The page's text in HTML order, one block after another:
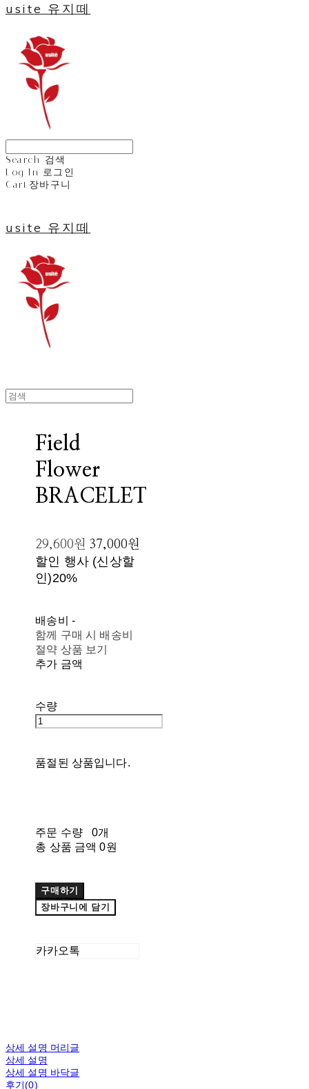
usite 유지떼
Search 검색
Log In 로그인
Cart 장바구니
usite 유지떼
Field
Flower
BRACELET
29,600원 37,000원
할인 행사 (신상할
인)20%
배송비 -
함께 구매 시 배송비
절약 상품 보기
추가 금액
수량
품절된 상품입니다.
주문 수량
0개
총 상품 금액 0원
구매하기
장바구니에 담기
카카오톡
상세 설명 머리글
상세 설명
상세 설명 바닥글
후기(0)